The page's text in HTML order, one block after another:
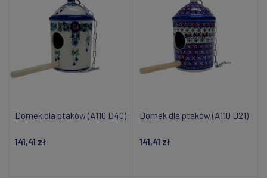
Domek dla ptaków (A110 D40)
141,41 zł
Domek dla ptaków (A110 D21)
141,41 zł